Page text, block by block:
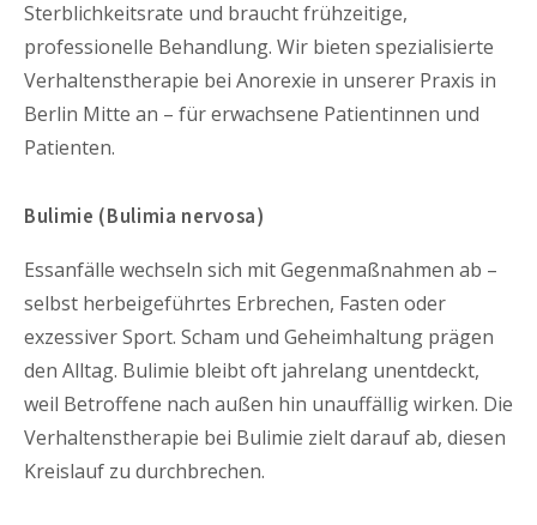
Sterblichkeitsrate und braucht frühzeitige,
professionelle Behandlung. Wir bieten spezialisierte
Verhaltenstherapie bei Anorexie in unserer Praxis in
Berlin Mitte an – für erwachsene Patientinnen und
Patienten.
Bulimie (Bulimia nervosa)
Essanfälle wechseln sich mit Gegenmaßnahmen ab –
selbst herbeigeführtes Erbrechen, Fasten oder
exzessiver Sport. Scham und Geheimhaltung prägen
den Alltag. Bulimie bleibt oft jahrelang unentdeckt,
weil Betroffene nach außen hin unauffällig wirken. Die
Verhaltenstherapie bei Bulimie zielt darauf ab, diesen
Kreislauf zu durchbrechen.